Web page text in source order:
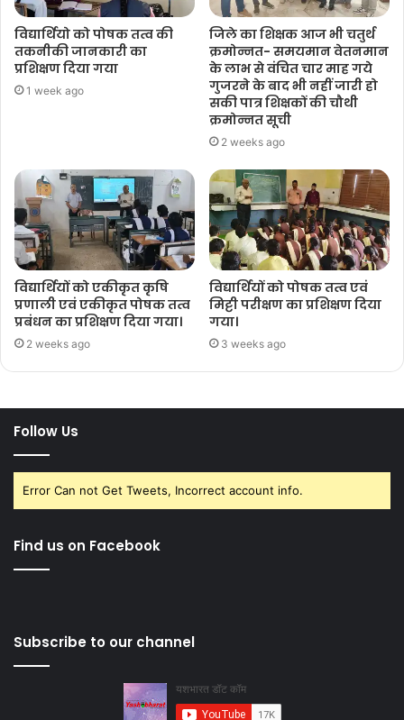
विद्यार्थियो को पोषक तत्व की
तकनीकी जानकारी का
प्रशिक्षण दिया गया
1 week ago
जिले का शिक्षक आज भी चतुर्थ
क्रमोन्नत- समयमान वेतनमान
के लाभ से वंचित चार माह गये
गुजरने के बाद भी नहीं जारी हो
सकी पात्र शिक्षकों की चौथी
क्रमोन्नत सूची
2 weeks ago
विद्यार्थियों को एकीकृत कृषि
प्रणाली एवं एकीकृत पोषक तत्व
प्रबंधन का प्रशिक्षण दिया गया।
2 weeks ago
विद्यार्थियों को पोषक तत्व एवं
मिट्टी परीक्षण का प्रशिक्षण दिया
गया।
3 weeks ago
Follow Us
Error Can not Get Tweets, Incorrect account info.
Find us on Facebook
Subscribe to our channel